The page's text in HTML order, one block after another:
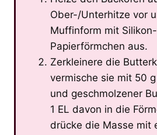
Ober-/Unterhitze vor
Muffinform mit
Papierförmchen aus.
Zerkleinere die
vermische sie mit 50
und geschmolzener
1 EL davon in die
drücke die Masse mit